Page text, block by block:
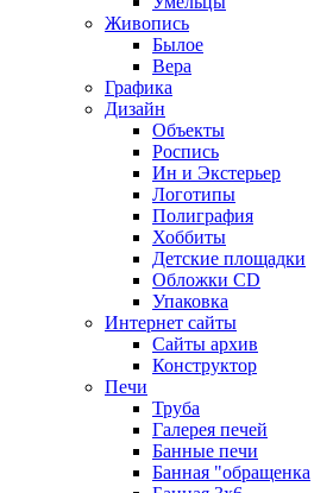
Живопись
Былое
Вера
Графика
Дизайн
Объекты
Роспись
Ин и Экстерьер
Логотипы
Полиграфия
Хоббиты
Детские площадки
Обложки CD
Упаковка
Интернет сайты
Сайты архив
Конструктор
Печи
Труба
Галерея печей
Банные печи
Банная "обращенка